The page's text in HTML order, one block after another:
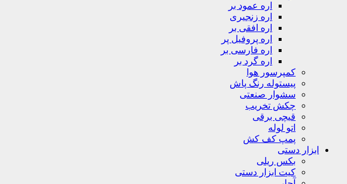
اره عمود بر
اره زنجیری
اره افقی بر
اره پروفیل پر
اره فارسی بر
اره گرد بر
کمپرسور هوا
پیستوله رنگ پاش
سشوار صنعتی
چکش تخریب
قیچی برقی
اتو لوله
پمپ کف کش
ابزار دستی
بکس ریلی
کیت ابزار دستی